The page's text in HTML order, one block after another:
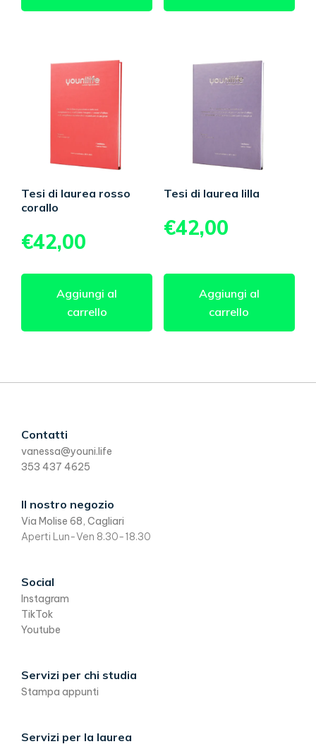
Tesi di laurea rosso
corallo
€42,00
Aggiungi al
carrello
Tesi di laurea lilla
€42,00
Aggiungi al
carrello
Footer
Contatti
vanessa@youni.life
353 437 4625
Il nostro negozio
Via Molise 68, Cagliari
Aperti Lun-Ven 8.30-18.30
Social
Instagram
TikTok
Youtube
Servizi per chi studia
Stampa appunti
Servizi per la laurea